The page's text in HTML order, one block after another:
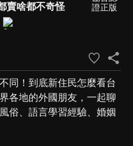
賣啥都不奇怪
同！到底新住民怎麼看台
各地的外國朋友，一起聊
俗、語言學習經驗、婚姻